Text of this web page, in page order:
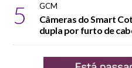
5 GCM
Câmeras do Smart
dupla por furto de